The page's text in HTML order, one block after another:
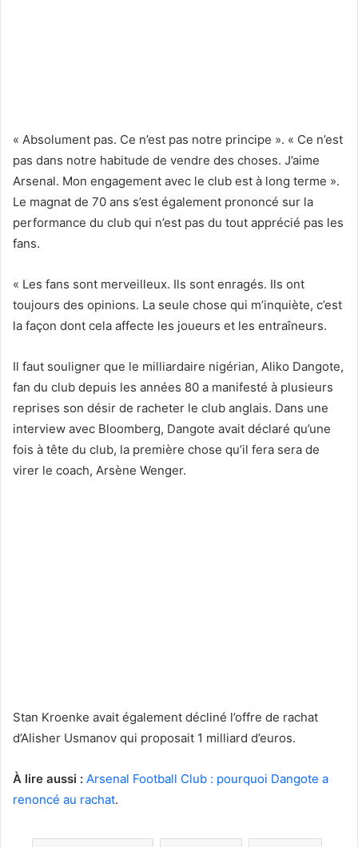
« Absolument pas. Ce n’est pas notre principe ». « Ce n’est
pas dans notre habitude de vendre des choses. J’aime
Arsenal. Mon engagement avec le club est à long terme ».
Le magnat de 70 ans s’est également prononcé sur la
performance du club qui n’est pas du tout apprécié pas les
fans.
« Les fans sont merveilleux. Ils sont enragés. Ils ont
toujours des opinions. La seule chose qui m’inquiète, c’est
la façon dont cela affecte les joueurs et les entraîneurs.
Il faut souligner que le milliardaire nigérian, Aliko Dangote,
fan du club depuis les années 80 a manifesté à plusieurs
reprises son désir de racheter le club anglais. Dans une
interview avec Bloomberg, Dangote avait déclaré qu’une
fois à tête du club, la première chose qu’il fera sera de
virer le coach, Arsène Wenger.
Stan Kroenke avait également décliné l’offre de rachat
d’Alisher Usmanov qui proposait 1 milliard d’euros.
À lire aussi : Arsenal Football Club : pourquoi Dangote a
renoncé au rachat.